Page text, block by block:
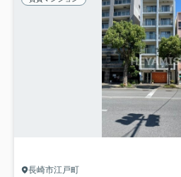
長崎市江戸町